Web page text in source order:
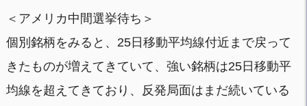
＜アメリカ中間選挙待ち＞
個別銘柄をみると、25日移動平均線付近まで戻って
きたものが増えてきていて、強い銘柄は25日移動平
均線を超えてきており、反発局面はまだ続いている